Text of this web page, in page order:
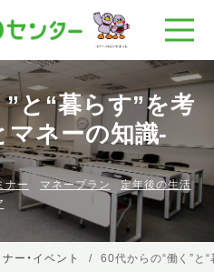
と“暮らす”を考
ネーの知識-
ナー マネープラン
定年後の生活
ー・イベント 60代からの“働く”と